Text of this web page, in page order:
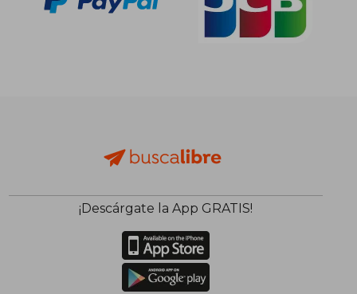
¡Descárgate la App GRATIS!